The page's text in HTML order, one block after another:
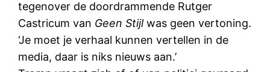
tegenover de doordrammende Rutger
Castricum van Geen Stijlwas geen vertoning.
‘Je moet je verhaal kunnen vertellen in de
media, daar is niks nieuws aan.’